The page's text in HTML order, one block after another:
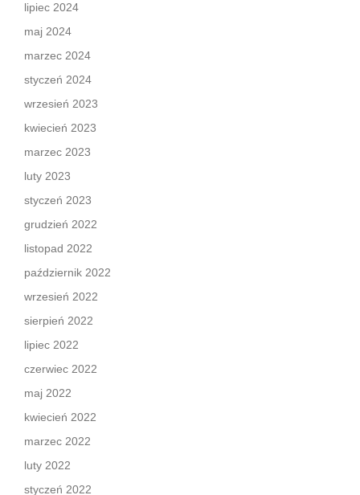
lipiec 2024
maj 2024
marzec 2024
styczeń 2024
wrzesień 2023
kwiecień 2023
marzec 2023
luty 2023
styczeń 2023
grudzień 2022
listopad 2022
październik 2022
wrzesień 2022
sierpień 2022
lipiec 2022
czerwiec 2022
maj 2022
kwiecień 2022
marzec 2022
luty 2022
styczeń 2022